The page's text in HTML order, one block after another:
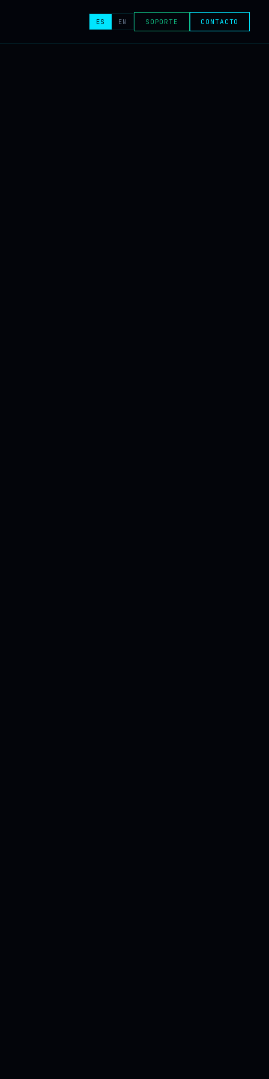
ES EN SOPORTE CONTACTO